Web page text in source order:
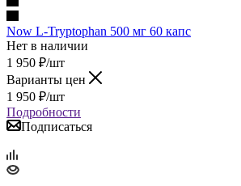
Now L-Tryptophan 500 мг 60 капс
Нет в наличии
1 950 ₽/шт
Варианты цен
1 950 ₽/шт
Подробности
Подписаться